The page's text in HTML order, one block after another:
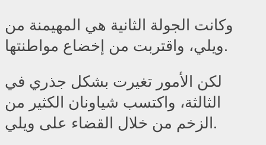
وكانت الجولة الثانية هي المهيمنة من
ويلي، واقتربت من إخضاع مواطنتها.
لكن الأمور تغيرت بشكل جذري في
الثالثة، واكتسب شياونان الكثير من
الزخم من خلال القضاء على ويلي.